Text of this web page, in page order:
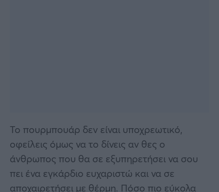
Το πουρμπουάρ δεν είναι υποχρεωτικό,
οφείλεις όμως να το δίνεις αν θες ο
άνθρωπος που θα σε εξυπηρετήσει να σου
πει ένα εγκάρδιο ευχαριστώ και να σε
αποχαιρετήσει με θέρμη. Πόσο πιο εύκολα